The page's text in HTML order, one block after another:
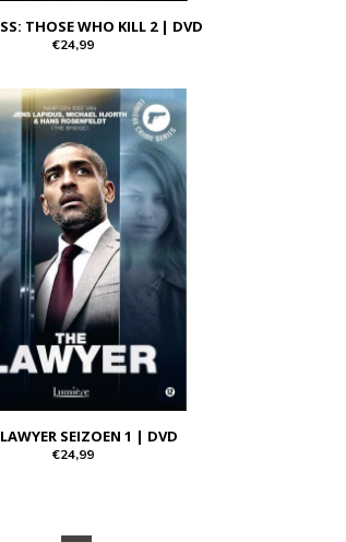
THOSE WHO KILL 2 | DVD
€24,99
SEIZOEN 1 | DVD
€24,99